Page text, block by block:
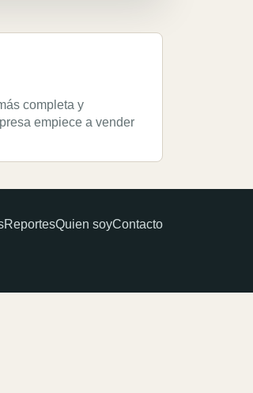
completa y
empiece a vender
ReportesQuien soyContacto